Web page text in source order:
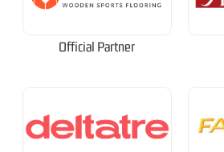
Official Partner